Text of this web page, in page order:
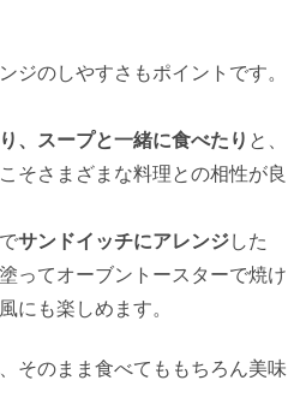
ジのしやすさもポイントです。
、スープと一緒に食べたり と、
そさまざまな料理との相性が良
サンドイッチにアレンジした
ってオーブントースターで焼け
にも楽しめます。
そのまま食べてももちろん美味